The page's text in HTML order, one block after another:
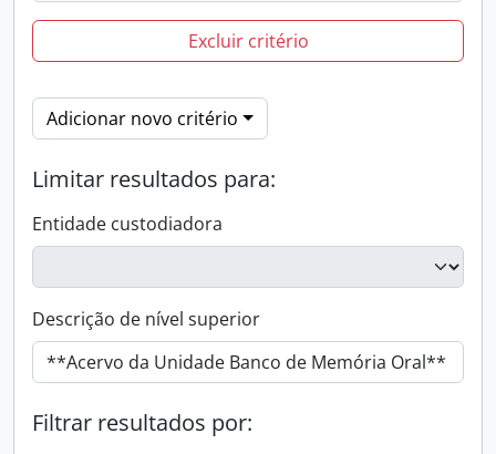
Excluir critério
Adicionar novo critério
Limitar resultados para:
Entidade custodiadora
Descrição de nível superior
Filtrar resultados por: